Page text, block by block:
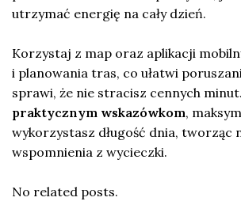
utrzymać energię na cały dzień.
Korzystaj z map oraz aplikacji
i planowania tras, co ułatwi
sprawi, że nie stracisz cennych
praktycznym wskazówkom,
wykorzystasz długość dnia, tworząc
wspomnienia z wycieczki.
No related posts.